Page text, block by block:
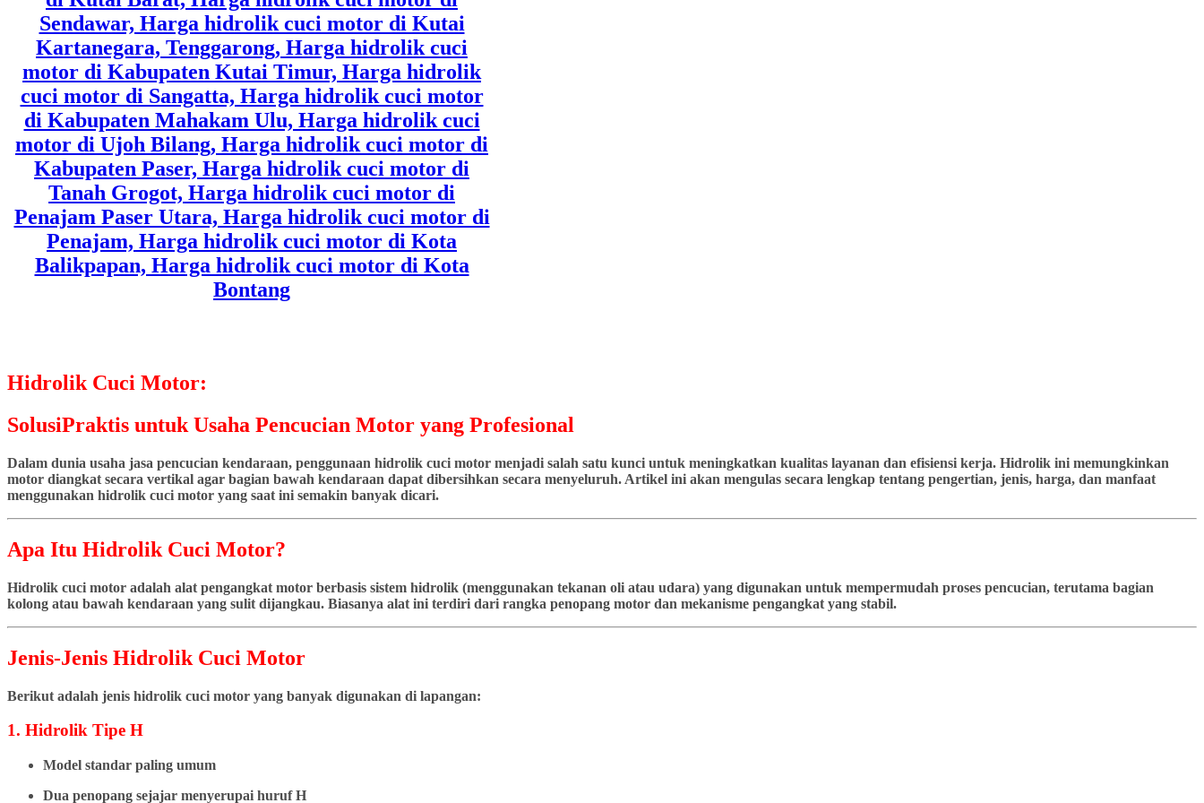
Hidrolik Cuci Motor:
SolusiPraktis untuk Usaha Pencucian Motor yang Profesional
Dalam dunia usaha jasa pencucian kendaraan, penggunaan hidrolik cuci motor menjadi salah satu kunci untuk meningkatkan kualitas layanan dan efisiensi kerja. Hidrolik ini memungkinkan
motor diangkat secara vertikal agar bagian bawah kendaraan dapat dibersihkan secara menyeluruh. Artikel ini akan mengulas secara lengkap tentang pengertian, jenis, harga, dan manfaat
menggunakan hidrolik cuci motor yang saat ini semakin banyak dicari.
Apa Itu Hidrolik Cuci Motor?
Hidrolik cuci motor adalah alat pengangkat motor berbasis sistem hidrolik (menggunakan tekanan oli atau udara) yang digunakan untuk mempermudah proses pencucian, terutama bagian
kolong atau bawah kendaraan yang sulit dijangkau. Biasanya alat ini terdiri dari rangka penopang motor dan mekanisme pengangkat yang stabil.
Jenis-Jenis Hidrolik Cuci Motor
Berikut adalah jenis hidrolik cuci motor yang banyak digunakan di lapangan:
1. Hidrolik Tipe H
Model standar paling umum
Dua penopang sejajar menyerupai huruf H